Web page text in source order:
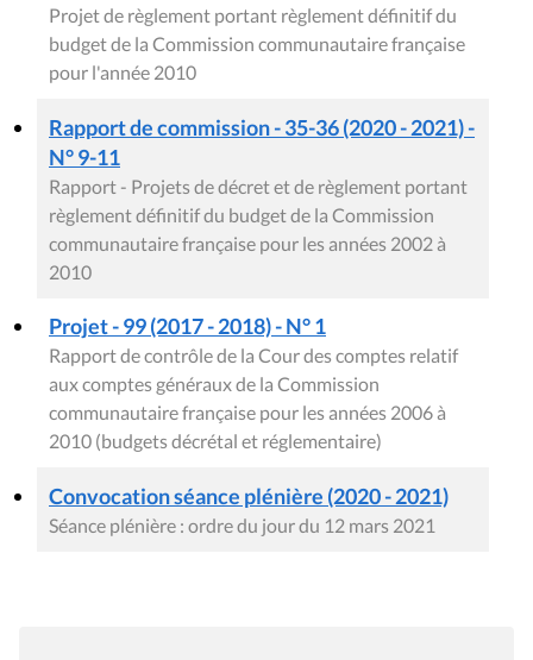
Projet de règlement portant règlement définitif du
budget de la Commission communautaire française
pour l'année 2010
Rapport de commission - 35-36 (2020 - 2021) -
N° 9-11
Rapport - Projets de décret et de règlement portant
règlement définitif du budget de la Commission
communautaire française pour les années 2002 à
2010
Projet - 99 (2017 - 2018) - N° 1
Rapport de contrôle de la Cour des comptes relatif
aux comptes généraux de la Commission
communautaire française pour les années 2006 à
2010 (budgets décrétal et réglementaire)
Convocation séance plénière (2020 - 2021)
Séance plénière : ordre du jour du 12 mars 2021